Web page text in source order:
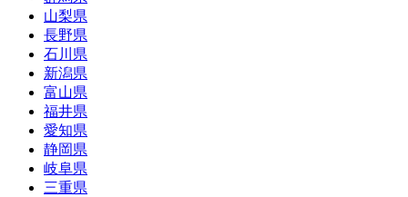
山梨県
長野県
石川県
新潟県
富山県
福井県
愛知県
静岡県
岐阜県
三重県